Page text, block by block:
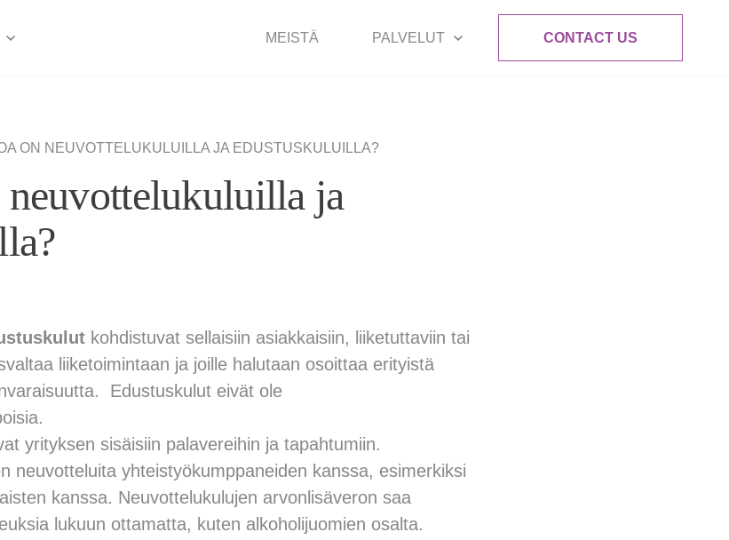
MEISTÄ PALVELUT CONTACT US
ON NEUVOTTELUKULUILLA JA EDUSTUSKULUILLA?
ja
kohdistuvat sellaisiin asiakkaisiin, liiketuttaviin tai
liiketoimintaan ja joille halutaan osoittaa erityistä
Edustuskulut eivät ole
yrityksen sisäisiin palavereihin ja tapahtumiin.
neuvotteluita yhteistyökumppaneiden kanssa, esimerkiksi
kanssa. Neuvottelukulujen arvonlisäveron saa
lukuun ottamatta, kuten alkoholijuomien osalta.